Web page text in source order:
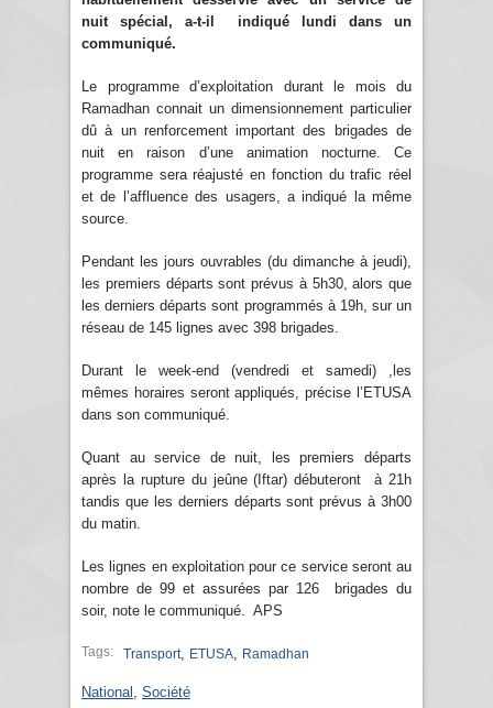
nuit spécial, a-t-il indiqué lundi dans un
communiqué.
Le programme d’exploitation durant le mois du
Ramadhan connait un dimensionnement particulier
dû à un renforcement important des brigades de
nuit en raison d’une animation nocturne. Ce
programme sera réajusté en fonction du trafic réel
et de l’affluence des usagers, a indiqué la même
source.
Pendant les jours ouvrables (du dimanche à jeudi),
les premiers départs sont prévus à 5h30, alors que
les derniers départs sont programmés à 19h, sur un
réseau de 145 lignes avec 398 brigades.
Durant le week-end (vendredi et samedi) ,les
mêmes horaires seront appliqués, précise l’ETUSA
dans son communiqué.
Quant au service de nuit, les premiers départs
après la rupture du jeûne (Iftar) débuteront à 21h
tandis que les derniers départs sont prévus à 3h00
du matin.
Les lignes en exploitation pour ce service seront au
nombre de 99 et assurées par 126 brigades du
soir, note le communiqué. APS
Tags: Transport, ETUSA Ramadhan
National Société